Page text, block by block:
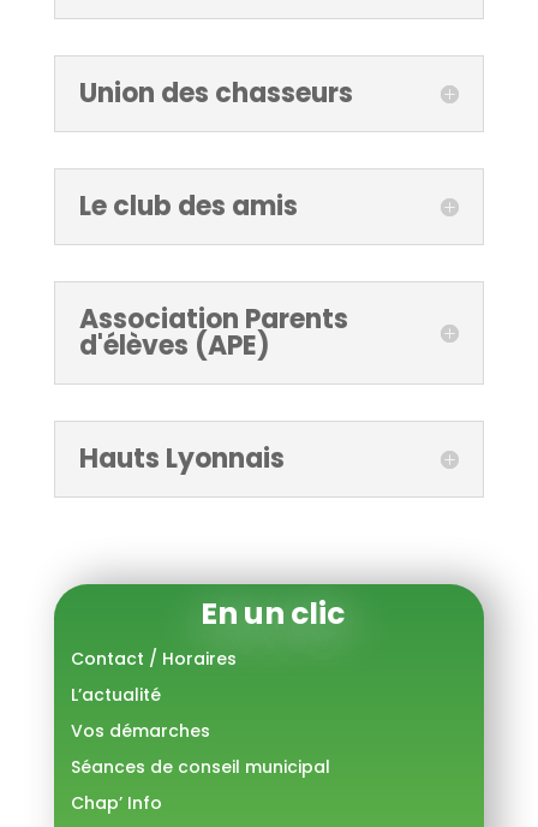
Union des chasseurs
Le club des amis
Association Parents
d'élèves (APE)
Hauts Lyonnais
En un clic
Contact / Horaires
L’actualité
Vos démarches
Séances de conseil municipal
Chap’ Info